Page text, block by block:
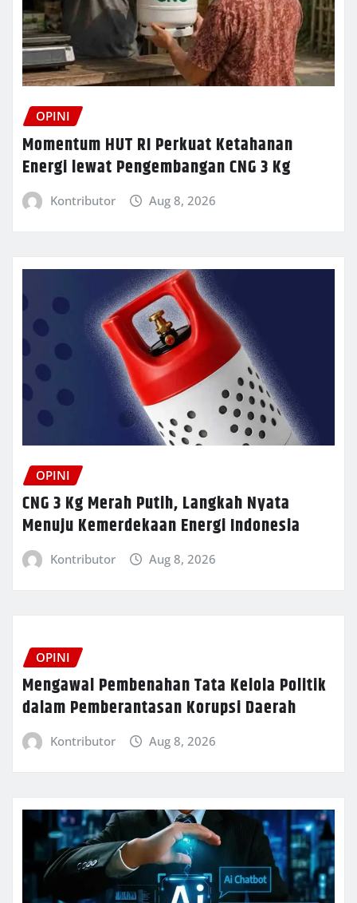
OPINI
Momentum HUT RI Perkuat Ketahanan
Energi lewat Pengembangan CNG 3 Kg
Kontributor Aug 8, 2026
OPINI
CNG 3 Kg Merah Putih, Langkah Nyata
Menuju Kemerdekaan Energi Indonesia
Kontributor Aug 8, 2026
OPINI
Mengawal Pembenahan Tata Kelola Politik
dalam Pemberantasan Korupsi Daerah
Kontributor Aug 8, 2026